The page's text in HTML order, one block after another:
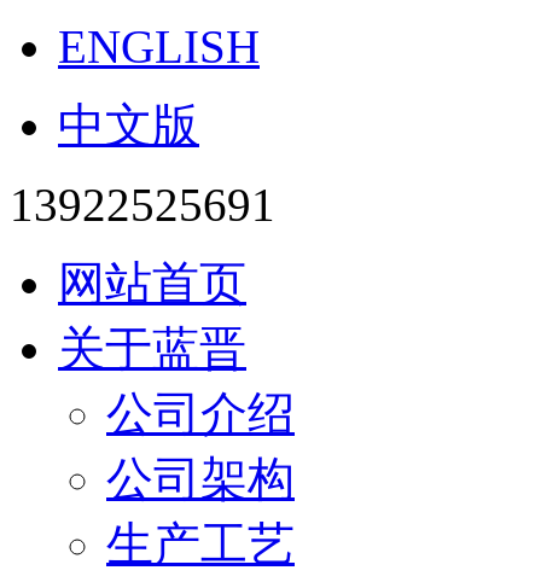
ENGLISH
中文版
13922525691
网站首页
关于蓝晋
公司介绍
公司架构
生产工艺